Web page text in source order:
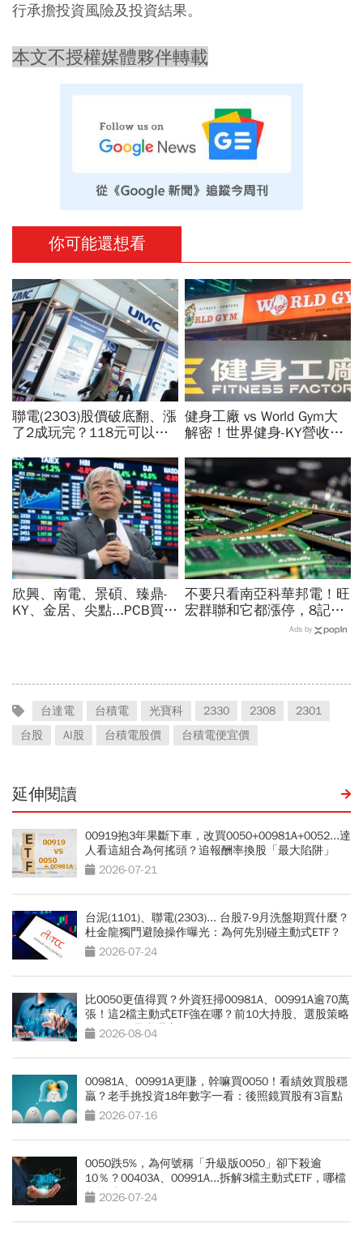
行承擔投資風險及投資結果。
本文不授權媒體夥伴轉載
你可能還想看
聯電(2303)股價破底翻、漲
了2成玩完？118元可以
賣超5.7萬張，可能原因曝
光
健身工廠 vs World Gym大
解密！世界健身-KY營收大
課、會籍…誰才是真正賺錢
金雞母？
欣興、南電、景碩、臻鼎-
KY、金居、尖點...PCB買誰
不要只看南亞科華邦電！旺
宏群聯和它都漲停，8記憶
體股各擁啥利多？華邦電法
Ads by
台達電 台積電 光寶科 2330 2308
2301
台股
AI股 台積電股價 台積電便宜價
延伸閱讀
00919抱3年果斷下車，改買0050+00981A+0052...達
人看這組合為何搖頭？追報酬率換股「最大陷阱」
2026-07-21
台泥(1101)、聯電(2303)... 台股7-9月洗盤期買什麼？
杜金龍獨門避險操作曝光：為何先別碰主動式ETF？
2026-07-24
比0050更值得買？外資狂掃00981A、00991A逾70萬
張！這2檔主動式ETF強在哪？前10大持股、選股策略
PK：短線暴賺選它
2026-08-04
00981A、00991A更賺，幹嘛買0050！看績效買股穩
贏？老手挑投資18年數字一看：後照鏡買股有3盲點
2026-07-16
0050跌5%，為何號稱「升級版0050」卻下殺逾
10％？00403A、00991A...拆解3檔主動式ETF，哪檔
最抗跌？
2026-07-24